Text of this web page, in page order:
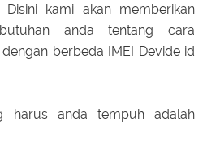
kami akan memberikan
anda tentang cara
berbeda IMEI Devide id
harus anda tempuh adalah